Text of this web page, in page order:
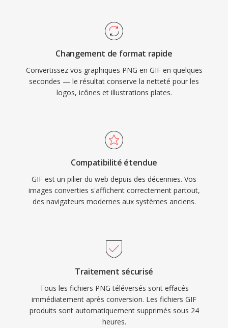
Changement de format rapide
Convertissez vos graphiques PNG en GIF en quelques
secondes — le résultat conserve la netteté pour les
logos, icônes et illustrations plates.
Compatibilité étendue
GIF est un pilier du web depuis des décennies. Vos
images converties s'affichent correctement partout,
des navigateurs modernes aux systèmes anciens.
Traitement sécurisé
Tous les fichiers PNG téléversés sont effacés
immédiatement après conversion. Les fichiers GIF
produits sont automatiquement supprimés sous 24
heures.